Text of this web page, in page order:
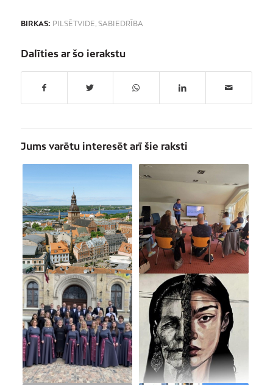
BIRKAS: PILSĒTVIDE, SABIEDRĪBA
Dalīties ar šo ierakstu
Jums varētu interesēt arī šie raksti